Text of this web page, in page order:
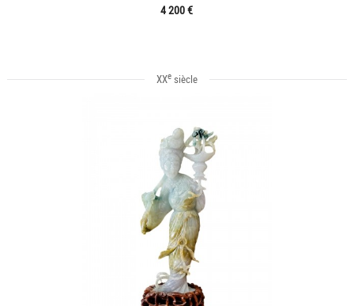
4 200 €
XXesiècle